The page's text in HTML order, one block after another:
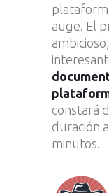
auge. El
constará
duración
minutos.